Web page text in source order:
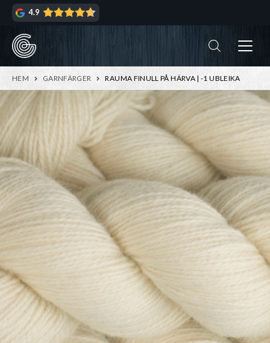
Hoppa
navigering
Hoppa
innehåll
4.9
HEM GARNFÄRGER RAUMA FINULL PÅ HÄRVA | -1 UBLEIKA